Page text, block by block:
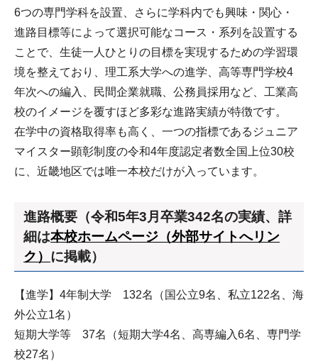
6つの専門学科を設置、さらに学科内でも興味・関心・
進路目標等によって選択可能なコース・系列を設置する
ことで、生徒一人ひとりの目標を実現するための学習環
境を整えており、理工系大学への進学、高等専門学校4
年次への編入、民間企業就職、公務員採用など、工業高
校のイメージを覆すほど多彩な進路実績が特徴です。
在学中の資格取得率も高く、一つの指標であるジュニア
マイスター顕彰制度の令和4年度認定者数全国上位30校
に、近畿地区では唯一本校だけが入っています。
進路概要（令和5年3月卒業342名の実績、詳
細は本校ホームページ（外部サイトへリン
ク） に掲載）
【進学】4年制大学 132名（国公立9名、私立122名、海
外公立1名）
短期大学等 37名（短期大学4名、高専編入6名、専門学
校27名）